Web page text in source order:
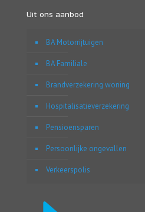
Uit ons aanbod
BA Motorrijtuigen
BA Familiale
Brandverzekering woning
Hospitalisatieverzekering
Pensioensparen
Persoonlijke ongevallen
Verkeerspolis